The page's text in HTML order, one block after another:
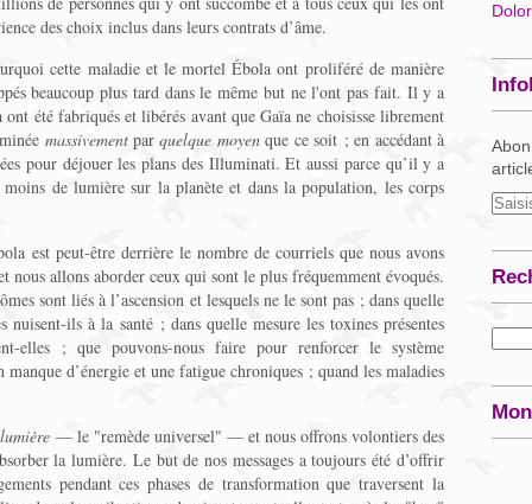
des choix inclus dans leurs contrats d’âme.
cette maladie et le mortel Ébola ont proliféré de manière
beaucoup plus tard dans le même but ne l'ont pas fait. Il y a
été fabriqués et libérés avant que Gaïa ne choisisse librement
massivementparquelque moyenque ce soit ; en accédant à
pour déjouer les plans des Illuminati. Et aussi parce qu’il y a
de lumière sur la planète et dans la population, les corps
est peut-être derrière le nombre de courriels que nous avons
nous allons aborder ceux qui sont le plus fréquemment évoqués.
sont liés à l’ascension et lesquels ne le sont pas ; dans quelle
nuisent-ils à la santé ; dans quelle mesure les toxines présentes
elles ; que pouvons-nous faire pour renforcer le système
d’énergie et une fatigue chroniques ; quand les maladies
— le "remède universel" — et nous offrons volontiers des
la lumière. Le but de nos messages a toujours été d’offrir
pendant ces phases de transformation que traversent la